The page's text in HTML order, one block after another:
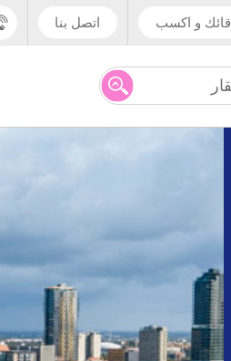
و اكسب اتصل بنا